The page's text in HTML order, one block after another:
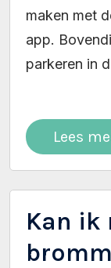
maken met
app.
parkeren in
Lees
Kan ik